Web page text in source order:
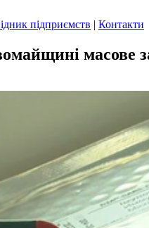
підприємств | Контакти
масове